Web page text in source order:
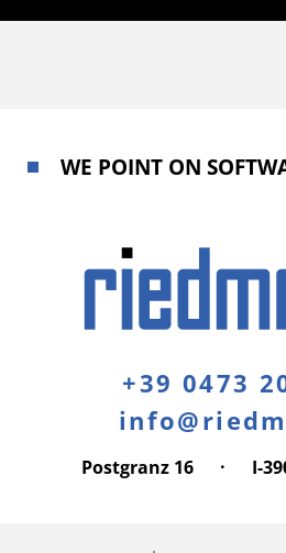
WE POINT ON
+39 0473
Postgranz 16 · I-